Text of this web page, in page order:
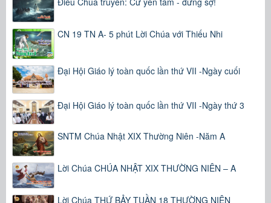
CN 19 TN A- 5 phút Lời Chúa với Thiếu Nhi
Đại Hội Giáo lý toàn quốc lần thứ VII -Ngày cuối
Đại Hội Giáo lý toàn quốc lần thứ VII -Ngày thứ 3
SNTM Chúa Nhật XIX Thường Niên -Năm A
Lời Chúa CHÚA NHẬT XIX THƯỜNG NIÊN – A
Lời Chúa THỨ BẢY TUẦN 18 THƯỜNG NIÊN